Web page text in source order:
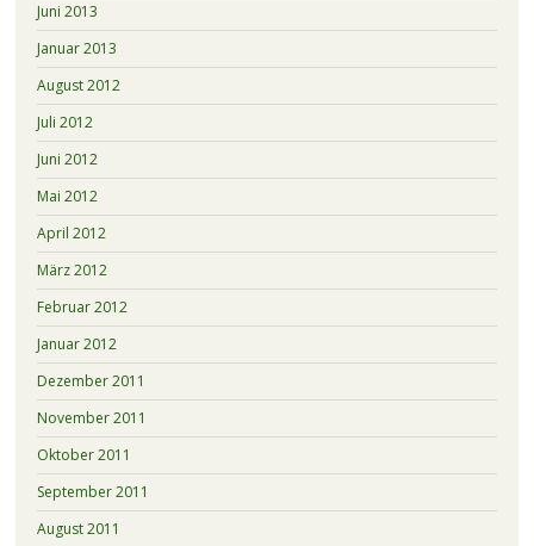
Juni 2013
Januar 2013
August 2012
Juli 2012
Juni 2012
Mai 2012
April 2012
März 2012
Februar 2012
Januar 2012
Dezember 2011
November 2011
Oktober 2011
September 2011
August 2011